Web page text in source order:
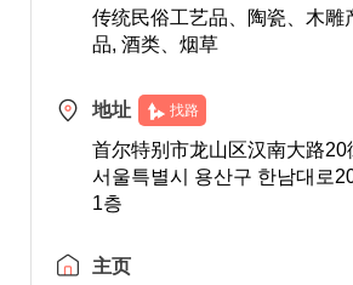
传统民俗工艺品、陶瓷、木雕
品, 酒类、烟草
地址 找路
首尔特别市龙山区汉南大路20
서울특별시 용산구 한남대로
1층
主页